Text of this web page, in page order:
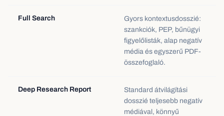
Full Search
Gyors kontextusdosszié:
szankciók, PEP, bűnügyi
figyelőlisták, alap negatív
média és egyszerű PDF-
összefoglaló.
Deep Research Report
Standard átvilágítási
dosszié teljesebb negatív
médiával, könnyű